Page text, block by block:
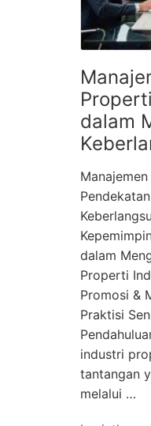
dalam
dalam
Properti
Promosi &
Praktisi
industri
tantangan
melalui …